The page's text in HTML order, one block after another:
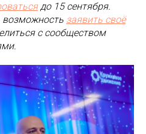
до 15 сентября.
возможность заявить своё
с сообществом